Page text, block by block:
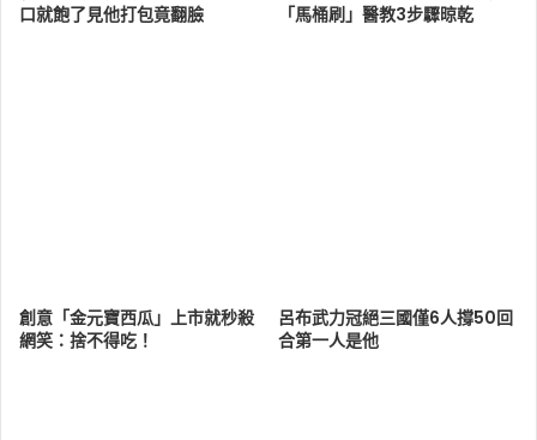
口就飽了見他打包竟翻臉
「馬桶刷」醫教3步驟晾乾
創意「金元寶西瓜」上市就秒殺
網笑：捨不得吃！
呂布武力冠絕三國僅6人撐50回
合第一人是他